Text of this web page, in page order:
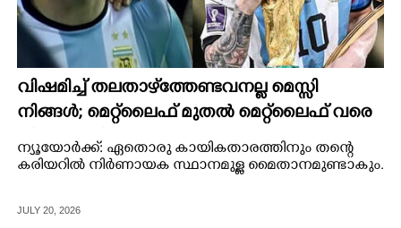
വിഷമിച്ച് തലതാഴ്‌ത്തേണ്ടവനല്ല മെസ്സി
നിങ്ങള്‍; മെറ്റ്‌ലൈഫ് മുതല്‍ മെറ്റ്‌ലൈഫ് വരെ
നിറഞ്ഞാടിയ 2.0
ന്യൂയോര്‍ക്ക്: ഏതൊരു കായികതാരത്തിനും തന്റെ
കരിയറില്‍ നിര്‍ണായക സ്ഥാനമുള്ള മൈതാനമുണ്ടാകും.
JULY 20, 2026